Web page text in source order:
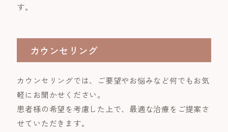
す。
カウンセリング
カウンセリングでは、ご要望やお悩みなど何でもお気
軽にお聞かせください。
患者様の希望を考慮した上で、最適な治療をご提案さ
せていただきます。